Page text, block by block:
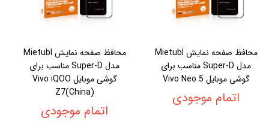
محافظ صفحه نمایش Mietubl
مدل Super-D مناسب برای
گوشی موبایل Vivo Neo 5
اتمام موجودی
محافظ صفحه نمایش Mietubl
مدل Super-D مناسب برای
گوشی موبایل Vivo iQOO
Z7(China)
اتمام موجودی